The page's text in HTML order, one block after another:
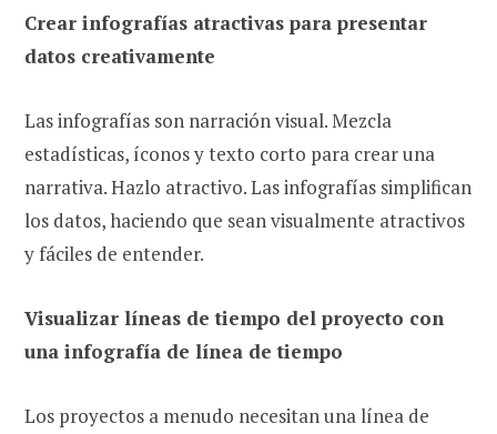
Crear infografías atractivas para presentar
datos creativamente
Las infografías son narración visual. Mezcla
estadísticas, íconos y texto corto para crear una
narrativa. Hazlo atractivo. Las infografías simplifican
los datos, haciendo que sean visualmente atractivos
y fáciles de entender.
Visualizar líneas de tiempo del proyecto con
una infografía de línea de tiempo
Los proyectos a menudo necesitan una línea de